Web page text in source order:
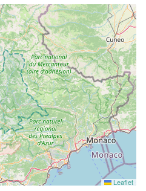
Leaflet